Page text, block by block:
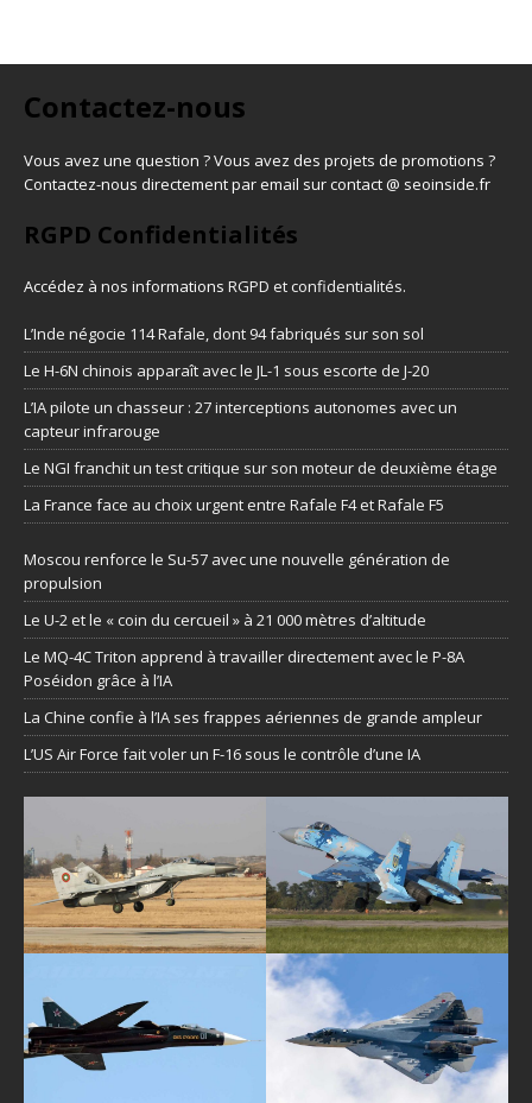
Contactez-nous
Vous avez une question ? Vous avez des projets de promotions ?
Contactez-nous directement par email sur contact @ seoinside.fr
RGPD Confidentialités
Accédez à nos informations RGPD et confidentialités.
L’Inde négocie 114 Rafale, dont 94 fabriqués sur son sol
Le H-6N chinois apparaît avec le JL-1 sous escorte de J-20
L’IA pilote un chasseur : 27 interceptions autonomes avec un
capteur infrarouge
Le NGI franchit un test critique sur son moteur de deuxième étage
La France face au choix urgent entre Rafale F4 et Rafale F5
Moscou renforce le Su-57 avec une nouvelle génération de
propulsion
Le U-2 et le « coin du cercueil » à 21 000 mètres d’altitude
Le MQ-4C Triton apprend à travailler directement avec le P-8A
Poséidon grâce à l’IA
La Chine confie à l’IA ses frappes aériennes de grande ampleur
L’US Air Force fait voler un F-16 sous le contrôle d’une IA